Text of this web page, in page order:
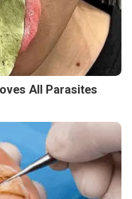
All Parasites